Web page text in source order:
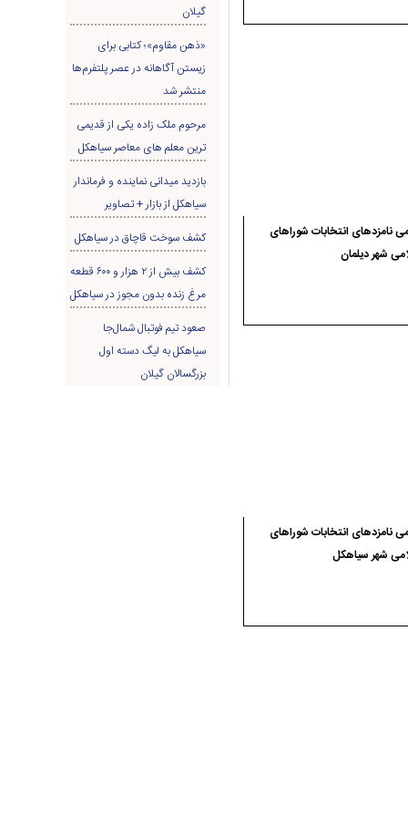
نامزدهای انتخابات شوراهای
شهر دیلمان
نامزدهای انتخابات شوراهای
شهر سیاهکل
گیلان
«ذهن مقاوم»؛ کتابی برای
زیستن آگاهانه در عصر پلتفرم‌ها
منتشر شد
مرحوم ملک زاده یکی از قدیمی
ترین معلم های معاصر سیاهکل
بازدید میدانی نماینده و فرماندار
سیاهکل از بازار + تصاویر
کشف سوخت قاچاق در سياهکل
کشف بیش از ۲ هزار و ۶۰۰ قطعه
مرغ زنده بدون مجوز در سیاهکل
صعود تیم فوتبال شمال‌جا‌
سیاهکل به لیگ دسته اول
بزرگسالان گیلان